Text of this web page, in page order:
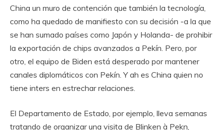
China un muro de contención que también la tecnología,
como ha quedado de manifiesto con su decisión -a la que
se han sumado países como Japón y Holanda- de prohibir
la exportación de chips avanzados a Pekín. Pero, por
otro, el equipo de Biden está desperado por mantener
canales diplomáticos con Pekín. Y ah es China quien no
tiene inters en estrechar relaciones.
El Departamento de Estado, por ejemplo, lleva semanas
tratando de organizar una visita de Blinken à Pekn,